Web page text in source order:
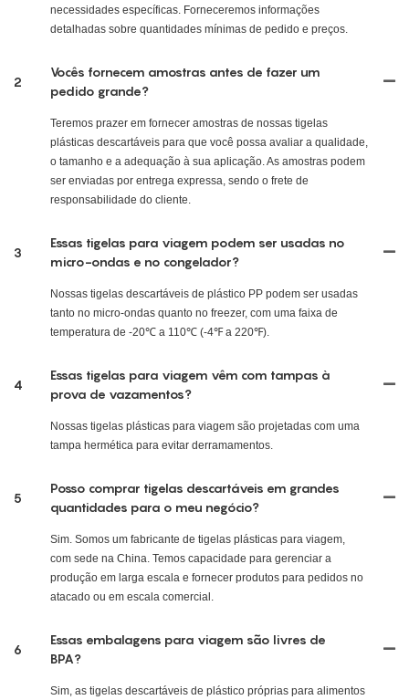
necessidades específicas. Forneceremos informações
detalhadas sobre quantidades mínimas de pedido e preços.
2
Vocês fornecem amostras antes de fazer um
pedido grande?
Teremos prazer em fornecer amostras de nossas tigelas
plásticas descartáveis ​​para que você possa avaliar a qualidade,
o tamanho e a adequação à sua aplicação. As amostras podem
ser enviadas por entrega expressa, sendo o frete de
responsabilidade do cliente.
3
Essas tigelas para viagem podem ser usadas no
micro-ondas e no congelador?
Nossas tigelas descartáveis ​​de plástico PP podem ser usadas
tanto no micro-ondas quanto no freezer, com uma faixa de
temperatura de -20℃ a 110℃ (-4℉ a 220℉).
4
Essas tigelas para viagem vêm com tampas à
prova de vazamentos?
Nossas tigelas plásticas para viagem são projetadas com uma
tampa hermética para evitar derramamentos.
5
Posso comprar tigelas descartáveis ​​em grandes
quantidades para o meu negócio?
Sim. Somos um fabricante de tigelas plásticas para viagem,
com sede na China. Temos capacidade para gerenciar a
produção em larga escala e fornecer produtos para pedidos no
atacado ou em escala comercial.
6
Essas embalagens para viagem são livres de
BPA?
Sim, as tigelas descartáveis ​​de plástico próprias para alimentos